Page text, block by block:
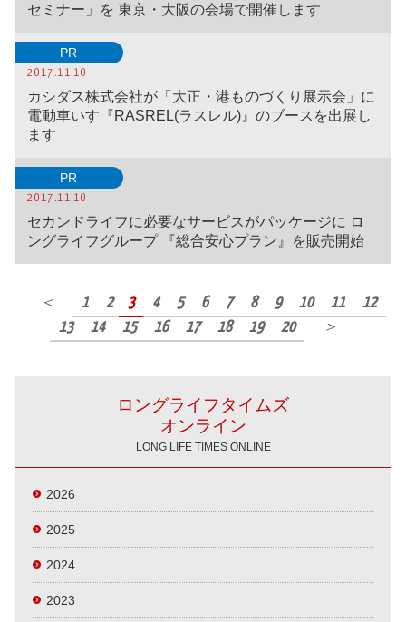
セミナー」を 東京・大阪の会場で開催します
PR
2017.11.10
カシダス株式会社が「大正・港ものづくり展示会」に
電動車いす『RASREL(ラスレル)』のブースを出展し
ます
PR
2017.11.10
セカンドライフに必要なサービスがパッケージに ロ
ングライフグループ 『総合安心プラン』を販売開始
＜ 1 2 3 4 5 6 7 8 9 10 11
12
13
14 15 16 17 18 19 20 ＞
ロングライフタイムズ
オンライン
LONG LIFE TIMES ONLINE
2026
2025
2024
2023